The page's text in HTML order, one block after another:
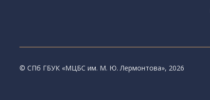
© CПб ГБУК «МЦБС им. М. Ю. Лермонтова», 2026